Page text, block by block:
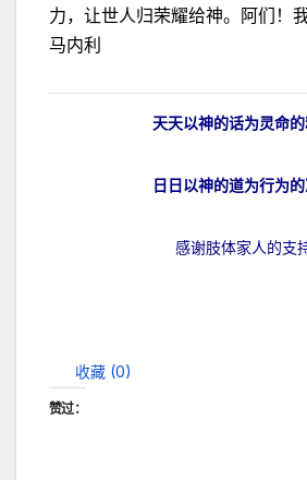
力，让世人归荣耀给神。阿们！
马内利
天天以神的话为灵命
日日以神的道为行为
感谢肢体家人的支
收藏 (0)
赞过：